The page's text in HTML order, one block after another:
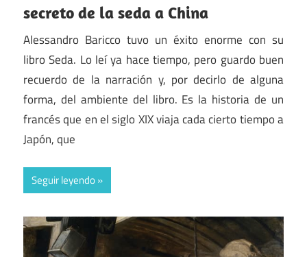
secreto de la seda a China
Alessandro Baricco tuvo un éxito enorme con su
libro Seda. Lo leí ya hace tiempo, pero guardo buen
recuerdo de la narración y, por decirlo de alguna
forma, del ambiente del libro. Es la historia de un
francés que en el siglo XIX viaja cada cierto tiempo a
Japón, que
Seguir leyendo